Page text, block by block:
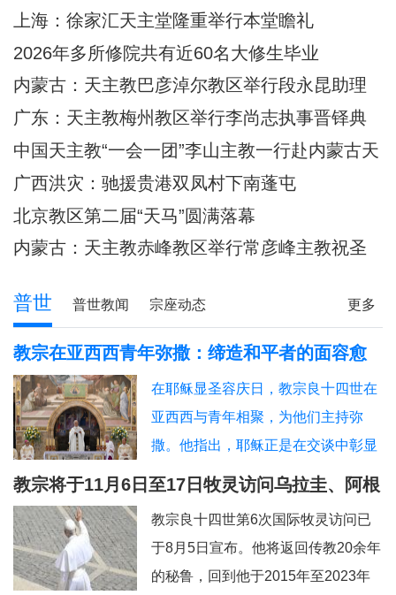
思时机，帮助大家暂时脱离日常事
务，回归内在深
司铎祝圣典礼，为张浩然（伯多
禄）三位执事授予司铎圣秩。祝圣典
礼由长治教区丁令斌主教主持，教区
办公室主任申学忠神父、主教府本堂
韩霄神父襄礼。来自长治教区及各地
80余位神父共祭
上海：徐家汇天主堂隆重举行本堂瞻礼
2026年多所修院共有近60名大修生毕业
内蒙古：天主教巴彦淖尔教区举行段永昆助理
主教祝圣典礼
广东：天主教梅州教区举行李尚志执事晋铎典
礼
中国天主教“一会一团”李山主教一行赴内蒙古天
主教调研
广西洪灾：驰援贵港双凤村下南蓬屯
北京教区第二届“天马”圆满落幕
内蒙古：天主教赤峰教区举行常彦峰主教祝圣
更多
普世 普世教闻 宗座动态
教宗在亚西西青年弥撒：缔造和平者的面容愈
加肖似基督
在耶稣显圣容庆日，教宗良十四世在
亚西西与青年相聚，为他们主持弥
撒。他指出，耶稣正是在交谈中彰显
神圣的容貌，因此我们也应该进入“对
及为数众多的其他青年，就是在亚西
西这里面容变得愈加肖似基督的。教
宗良十四世8月6日耶稣显圣容庆日在
教宗将于11月6日至17日牧灵访问乌拉圭、阿根
廷和秘鲁
教宗良十四世第6次国际牧灵访问已
于8月5日宣布。他将返回传教20余年
的秘鲁，回到他于2015年至2023年